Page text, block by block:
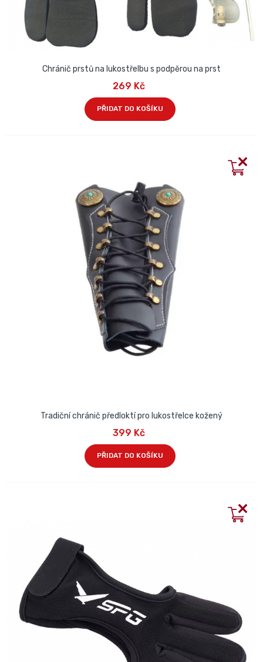
Chránič prstů na lukostřelbu s podpěrou na prst
269 Kč
PŘIDAT DO KOŠÍKU
Tradiční chránič předloktí pro lukostřelce kožený
399 Kč
PŘIDAT DO KOŠÍKU